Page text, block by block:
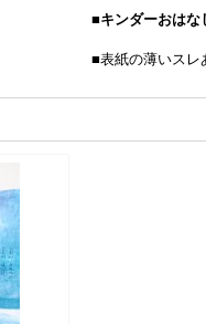
■キンダーおはな
■表紙の薄いスレ